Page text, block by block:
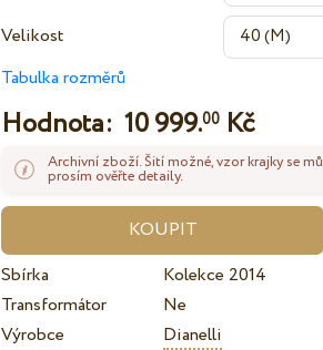
Velikost
Tabulka rozměrů
Hodnota:10 999.00 Kč
Archivní zboží. Šití možné, vzor krajky se
prosím ověřte detaily.
Sbírka
Kolekce 2014
Transformátor
Ne
Výrobce
Dianelli